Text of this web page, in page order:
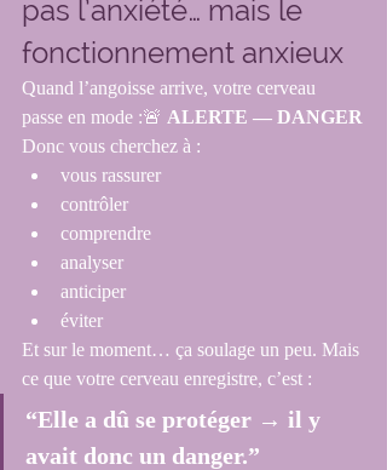
pas l’anxiété… mais le
fonctionnement anxieux
Quand l’angoisse arrive, votre cerveau
passe en mode :🚨 ALERTE — DANGER
Donc vous cherchez à :
vous rassurer
contrôler
comprendre
analyser
anticiper
éviter
Et sur le moment… ça soulage un peu. Mais
ce que votre cerveau enregistre, c’est :
“Elle a dû se protéger → il y
avait donc un danger.”